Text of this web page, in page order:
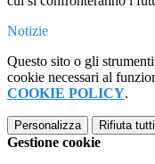
Notizie
Questo sito o gli
cookie necessari al
COOKIE POLICY.
Personalizza Rifiuta tutti
Gestione cookie